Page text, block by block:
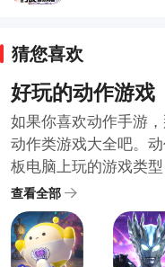
猜您喜欢
好玩的动作游戏
如果你喜欢动作手游
动作类游戏大全吧。
板电脑上玩的游戏类
元素的特点，玩家通
跃、攀爬、操控车辆
得胜利，这些游戏通
果，同时还可以与其
查看全部